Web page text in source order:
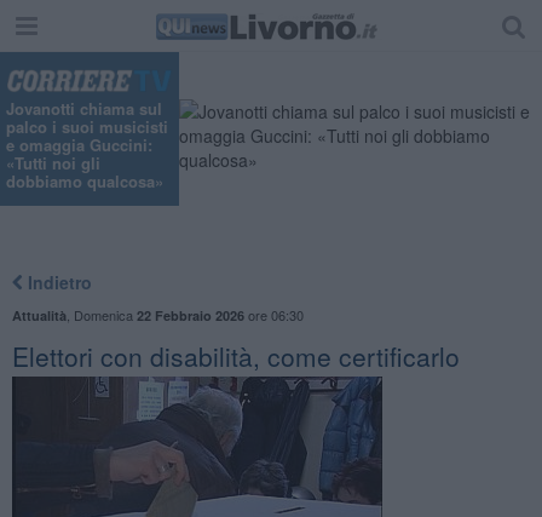
Jovanotti chiama sul
palco i suoi musicisti
e omaggia Guccini:
«Tutti noi gli
dobbiamo qualcosa»
Indietro
Attualità Domenica 22 Febbraio 2026ore 06:30
Elettori con disabilità, come certificarlo